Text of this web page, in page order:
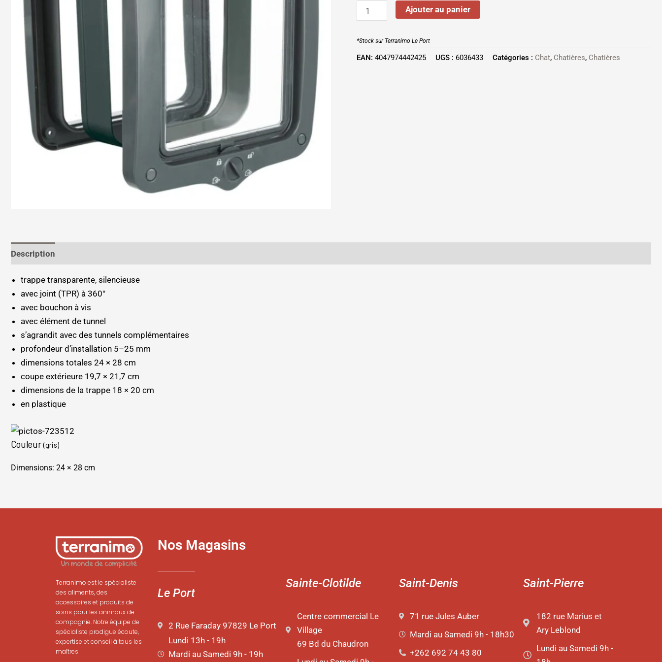
Ajouter au panier
*Stock sur Terranimo Le Port
EAN: 4047974442425 UGS : 6036433 Catégories : Chat, Chatières, Chatières
Description
trappe transparente, silencieuse
avec joint (TPR) à 360°
avec bouchon à vis
avec élément de tunnel
s’agrandit avec des tunnels complémentaires
profondeur d’installation 5–25 mm
dimensions totales 24 × 28 cm
coupe extérieure 19,7 × 21,7 cm
dimensions de la trappe 18 × 20 cm
en plastique
Couleur(gris)
Dimensions: 24 × 28 cm
Terranimo est le spécialiste
des aliments, des
accessoires et produits de
soins pour les animaux de
compagnie. Notre équipe de
spécialiste prodigue écoute,
expertise et conseil à tous les
maîtres
Nos Magasins
Le Port
2 Rue Faraday 97829 Le Port
Lundi 13h - 19h
Mardi au Samedi 9h - 19h
Sainte-Clotilde
Centre commercial Le
Village
69 Bd du Chaudron
Saint-Denis
71 rue Jules Auber
Mardi au Samedi 9h - 18h30
+262 692 74 43 80
Saint-Pierre
182 rue Marius et
Ary Leblond
Lundi au Samedi 9h -